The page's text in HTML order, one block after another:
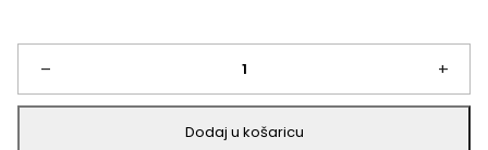
–
Komoda
Evergreen
+
Dodaj u košaricu